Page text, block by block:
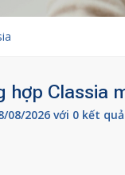
hợp Classia
2026 với 0 kết